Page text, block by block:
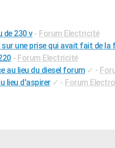
de 230 v - Forum Electricité
sur une prise qui avait fait de la
- Forum Electricité
au lieu du diesel forum ✓ -
lieu d'aspirer ✓ - Forum